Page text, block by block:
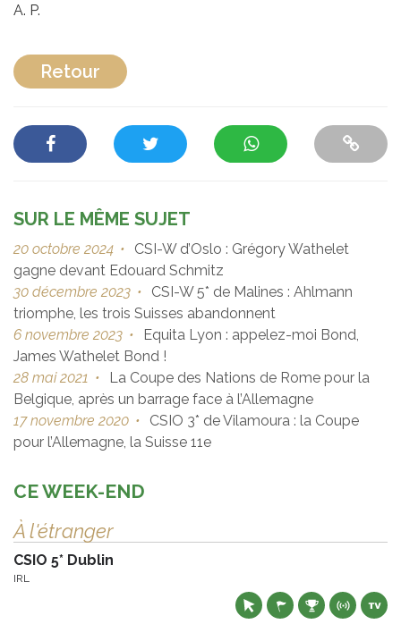
A. P.
Retour
SUR LE MÊME SUJET
20 octobre 2024 •
CSI-W d’Oslo : Grégory Wathelet
gagne devant Edouard Schmitz
30 décembre 2023 •
CSI-W 5* de Malines : Ahlmann
triomphe, les trois Suisses abandonnent
6 novembre 2023 •
Equita Lyon : appelez-moi Bond,
James Wathelet Bond !
28 mai 2021 •
La Coupe des Nations de Rome pour la
Belgique, après un barrage face à l’Allemagne
17 novembre 2020 •
CSIO 3* de Vilamoura : la Coupe
pour l’Allemagne, la Suisse 11e
CE WEEK-END
À l'étranger
CSIO 5* Dublin
IRL